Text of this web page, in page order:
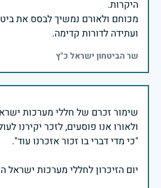
מכוחם ולאורם נמשיך לבסס את
ועתידה לדורות קדימה.
שר הביטחון ישראל כ"ץ
שימור זכרם של חללי מערכות
יום הזיכרון לחללי מערכות ישראל